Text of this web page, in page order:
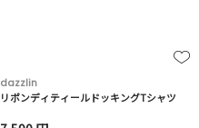
dazzlin
リボンディティールドッキングTシャツ